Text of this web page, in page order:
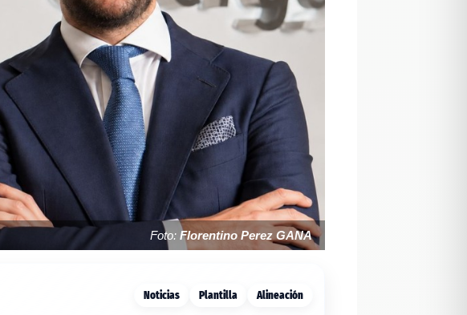
Foto: Florentino Perez GANA
Noticias Plantilla Alineación